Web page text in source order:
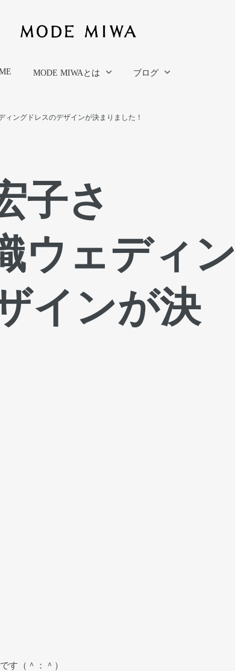
MODE MIWAとは ブログ
ィングドレスのデザインが決まりました！
子さ
ウェディン
インが決
す（＾：＾）